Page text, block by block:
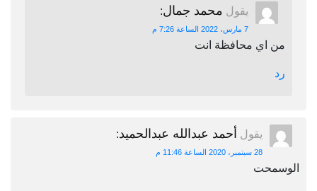
يقول محمد جمال:
7 مارس، 2022 الساعة 7:26 م
من اي محافظة انت
رد
يقول أحمد عبدالله عبدالحميد:
28 سبتمبر، 2020 الساعة 11:46 م
الوسمحت